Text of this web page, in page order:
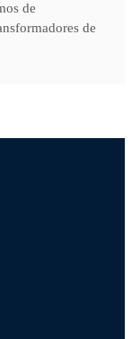
de
de